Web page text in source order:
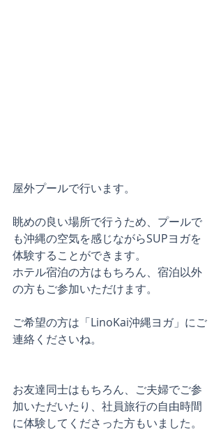
屋外プールで行います。
眺めの良い場所で行うため、プールで
も沖縄の空気を感じながらSUPヨガを
体験することができます。
ホテル宿泊の方はもちろん、宿泊以外
の方もご参加いただけます。
ご希望の方は「LinoKai沖縄ヨガ」にご
連絡くださいね。
お友達同士はもちろん、ご夫婦でご参
加いただいたり、社員旅行の自由時間
に体験してくださった方もいました。